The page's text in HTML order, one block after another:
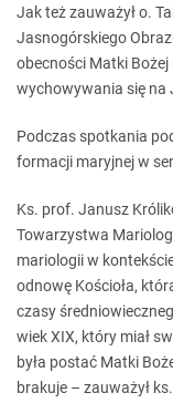
Jak też zauważył o.
Jasnogórskiego
obecności Matki Bożej
wychowywania się na
Podczas spotkania
formacji maryjnej w
Ks. prof. Janusz
Towarzystwa
mariologii w
odnowę Kościoła,
czasy
wiek XIX, który miał
była postać Matki
brakuje – zauważył